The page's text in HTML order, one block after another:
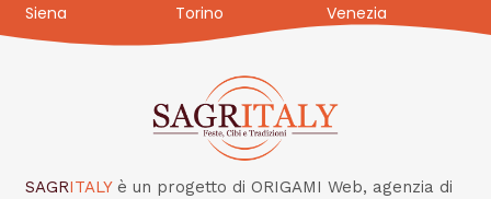
Siena
Torino Venezia
SAGRITALY è un progetto di ORIGAMI Web, agenzia di